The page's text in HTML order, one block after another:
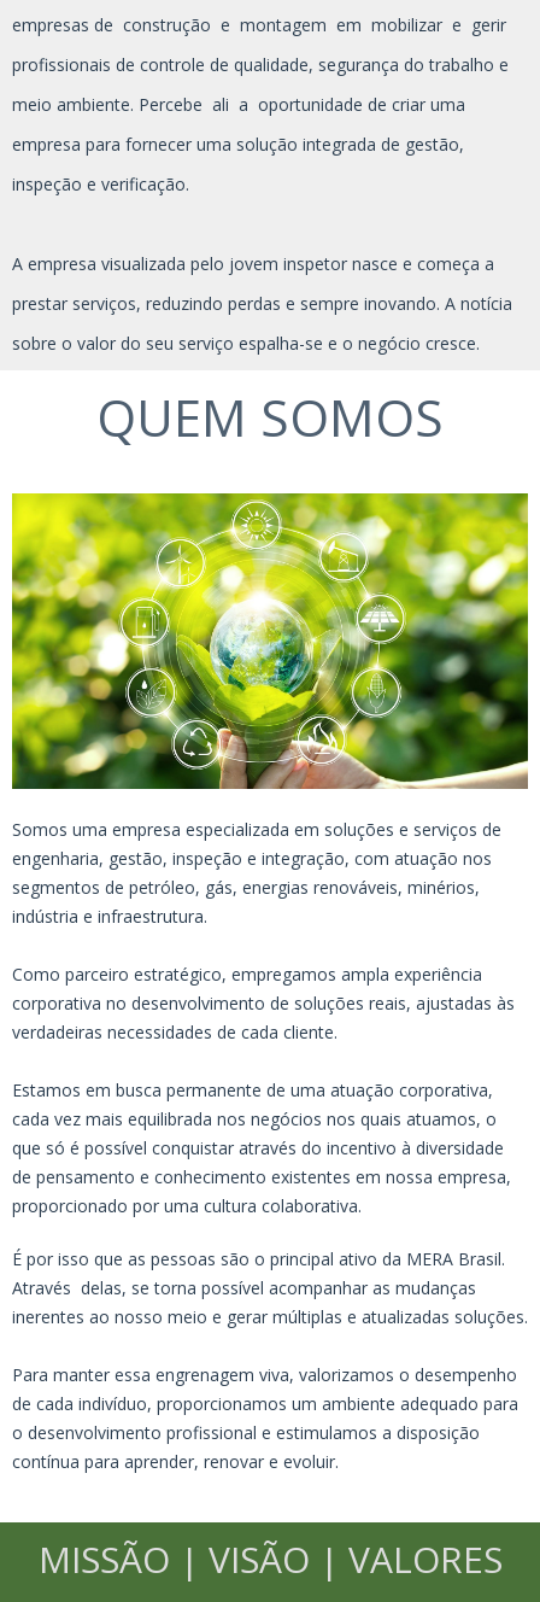
empresas de construção e montagem em mobilizar e gerir
profissionais de controle de qualidade, segurança do trabalho e
meio ambiente. Percebe ali a oportunidade de criar uma
empresa para fornecer uma solução integrada de gestão,
inspeção e verificação.
A empresa visualizada pelo jovem inspetor nasce e começa a
prestar serviços, reduzindo perdas e sempre inovando. A notícia
sobre o valor do seu serviço espalha-se e o negócio cresce.
QUEM SOMOS
Somos uma empresa especializada em soluções e serviços de
engenharia, gestão, inspeção e integração, com atuação nos
segmentos de petróleo, gás, energias renováveis, minérios,
indústria e infraestrutura.
Como parceiro estratégico, empregamos ampla experiência
corporativa no desenvolvimento de soluções reais, ajustadas às
verdadeiras necessidades de cada cliente.
Estamos em busca permanente de uma atuação corporativa,
cada vez mais equilibrada nos negócios nos quais atuamos, o
que só é possível conquistar através do incentivo à diversidade
de pensamento e conhecimento existentes em nossa empresa,
proporcionado por uma cultura colaborativa.
É por isso que as pessoas são o principal ativo da MERA Brasil.
Através delas, se torna possível acompanhar as mudanças
inerentes ao nosso meio e gerar múltiplas e atualizadas soluções.
Para manter essa engrenagem viva, valorizamos o desempenho
de cada indivíduo, proporcionamos um ambiente adequado para
o desenvolvimento profissional e estimulamos a disposição
contínua para aprender, renovar e evoluir.
MISSÃO | VISÃO | VALORES